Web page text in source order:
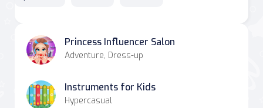
Princess Influencer Salon
Adventure, Dress-up
Instruments for Kids
Hypercasual